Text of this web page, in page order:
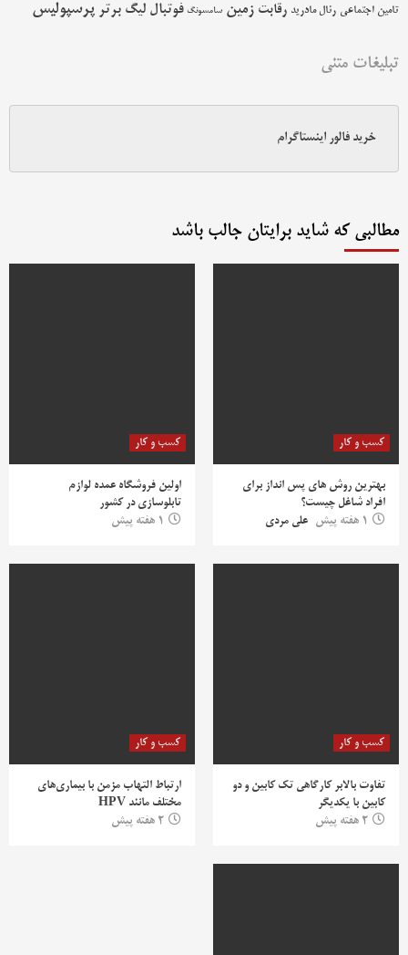
تامین اجتماعی رئال مادرید رقابت زمین سامسونگ فوتبال لیگ برتر پرسپولیس
تبلیغات متنی
خرید فالور اینستاگرام
مطالبی که شاید برایتان جالب باشد
کسب و کار
بهترین روش‌ های پس‌ انداز برای
افراد شاغل چیست؟
1 هفته پیش
علی مردی
کسب و کار
اولین فروشگاه عمده لوازم
تابلوسازی در کشور
1 هفته پیش
کسب و کار
تفاوت بالابر کارگاهی تک کابین و دو
کابین با یکدیگر
2 هفته پیش
کسب و کار
ارتباط التهاب مزمن با بیماری‌های
مختلف مانند HPV
2 هفته پیش